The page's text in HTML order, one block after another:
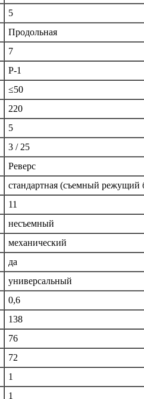
5
Продольная
7
P-1
≤50
220
5
3 / 25
Реверс
стандартная (съемный режущий
11
несъемный
механический
да
универсальный
0,6
138
76
72
1
1